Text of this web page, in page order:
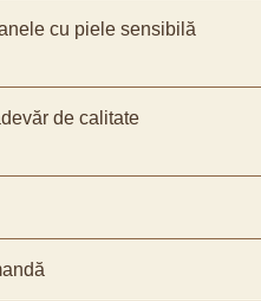
cu piele sensibilă
de calitate